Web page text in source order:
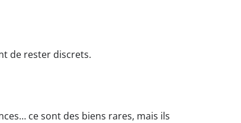
de rester discrets.
ce sont des biens rares, mais ils